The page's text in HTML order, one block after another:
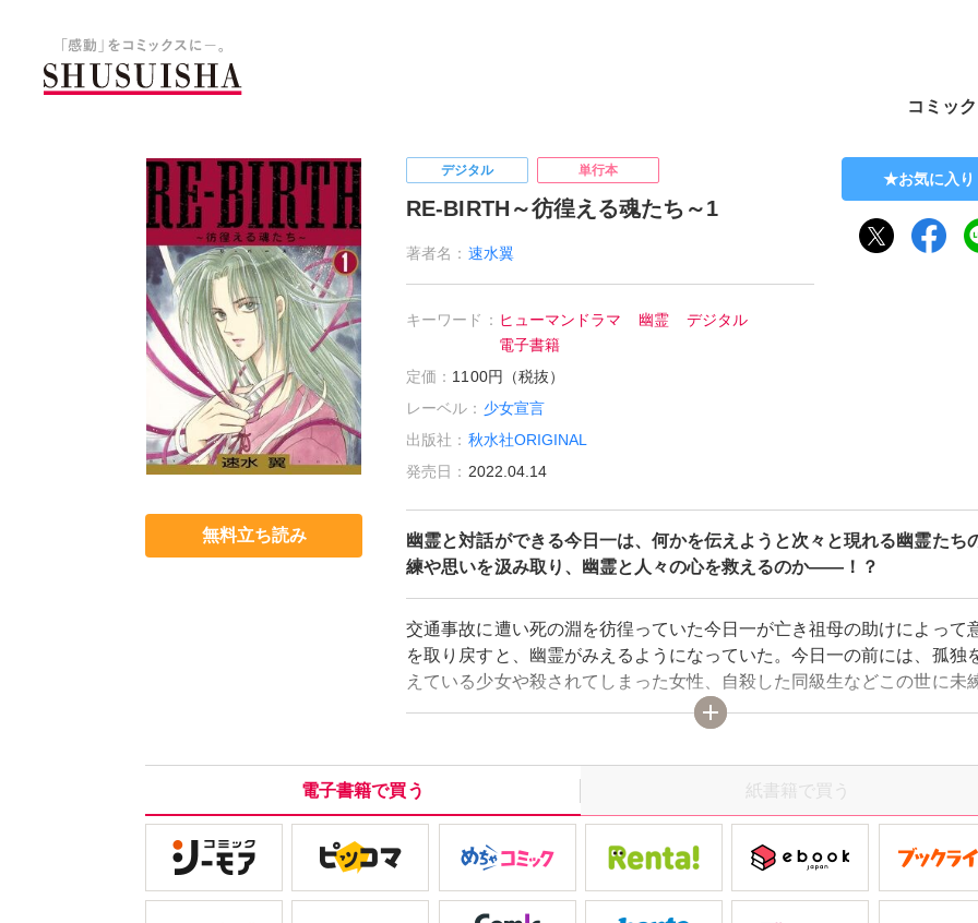
コミック
無料立ち読み
デジタル 単行本
RE-BIRTH～彷徨える魂たち～1
著者名： 速水翼
キーワード： ヒューマンドラマ 幽霊
デジタル
電子書籍
定価： 1100円（税抜）
レーベル： 少女宣言
出版社： 秋水社ORIGINAL
発売日： 2022.04.14
お気に入り
幽霊と対話ができる今日一は、何かを伝えようと次々と現れる幽霊たち
練や思いを汲み取り、幽霊と人々の心を救えるのか――！？
交通事故に遭い死の淵を彷徨っていた今日一が亡き祖母の助けによって
を取り戻すと、幽霊がみえるようになっていた。今日一の前には、孤独
えている少女や殺されてしまった女性、自殺した同級生などこの世に未
ある幽霊たちが次々と現れる。それぞれの思いを受け取った今日一は、
たちと残された人々の心を救い、魂を無事にあの世へ送ることができるの
電子書籍で買う
紙書籍で買う